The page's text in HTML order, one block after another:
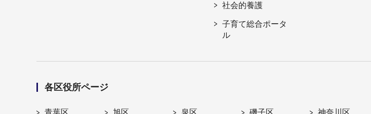
社会的養護
子育て総合ポータ
ル
各区役所ページ
青葉区 旭区 泉区 磯子区 神奈川区